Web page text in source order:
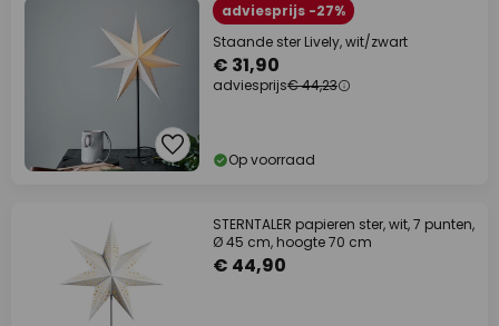
adviesprijs -27%
Staande ster Lively, wit/zwart
€ 31,90
adviesprijs€ 44,23
Op voorraad
STERNTALER papieren ster, wit, 7 punten,
Ø 45 cm, hoogte 70 cm
€ 44,90